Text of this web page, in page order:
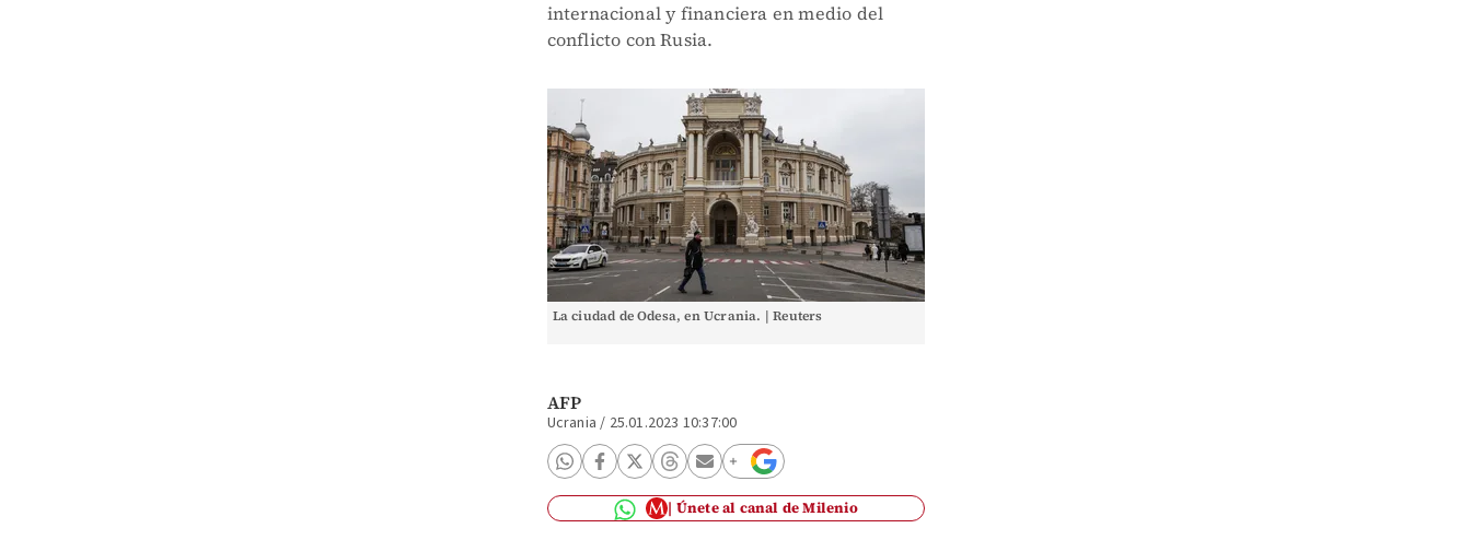
internacional y financiera en medio del
conflicto con Rusia.
La ciudad de Odesa, en Ucrania. | Reuters
AFP
Ucrania / 25.01.2023 10:37:00
Únete al canal de Milenio